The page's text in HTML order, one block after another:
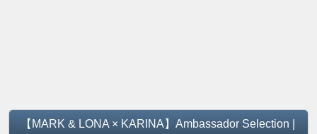
【MARK & LONA × KARINA】Ambassador Selection |